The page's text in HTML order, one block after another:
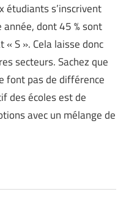
étudiants s’inscrivent
dont 45 % sont
S ». Cela laisse donc
secteurs. Sachez que
font pas de différence
des écoles est de
avec un mélange de